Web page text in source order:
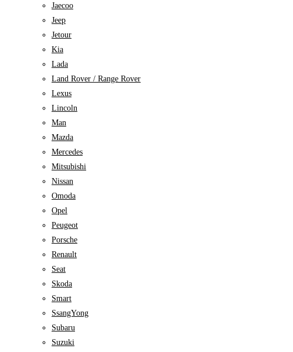
Jaecoo
Jeep
Jetour
Kia
Lada
Land Rover / Range Rover
Lexus
Lincoln
Man
Mazda
Mercedes
Mitsubishi
Nissan
Omoda
Opel
Peugeot
Porsche
Renault
Seat
Skoda
Smart
SsangYong
Subaru
Suzuki